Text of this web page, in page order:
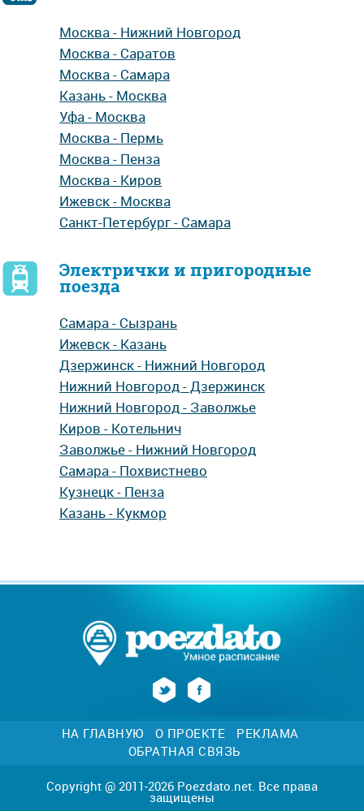
Москва - Нижний Новгород
Москва - Саратов
Москва - Самара
Казань - Москва
Уфа - Москва
Москва - Пермь
Москва - Пенза
Москва - Киров
Ижевск - Москва
Санкт-Петербург - Самара
Электрички и пригородные
поезда
Самара - Сызрань
Ижевск - Казань
Дзержинск - Нижний Новгород
Нижний Новгород - Дзержинск
Нижний Новгород - Заволжье
Киров - Котельнич
Заволжье - Нижний Новгород
Самара - Похвистнево
Кузнецк - Пенза
Казань - Кукмор
НА ГЛАВНУЮ О ПРОЕКТЕ
РЕКЛАМА
ОБРАТНАЯ СВЯЗЬ
Copyright @ 2011-2026 Poezdato.net. Все права
защищены